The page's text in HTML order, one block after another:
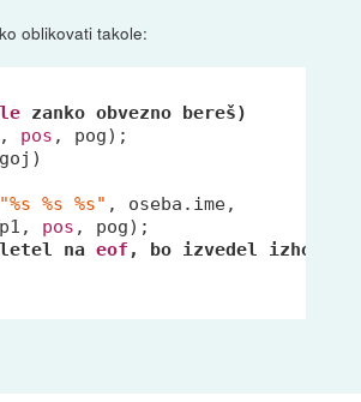
oblikovati takole:
zanko obvezno bereš)
pos , pog);
"%s %s %s" , oseba.ime,
pos , pog);
na eof , bo izvedel izhod iz